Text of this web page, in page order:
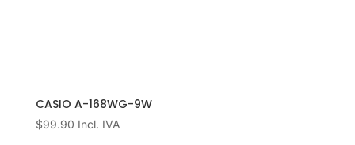
CASIO A-168WG-9W
$99.90 Incl. IVA